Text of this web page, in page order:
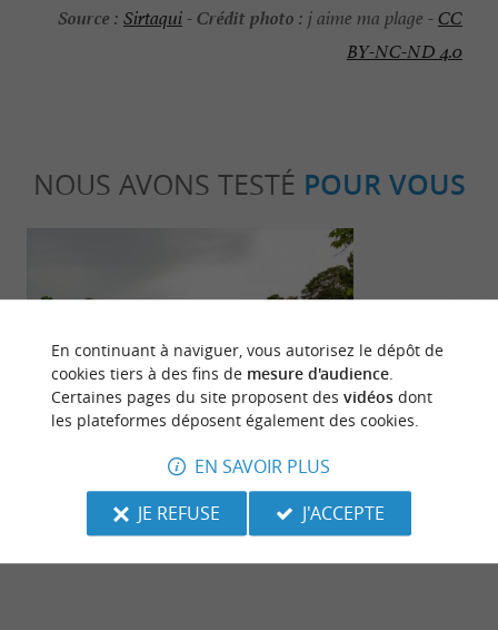
Source : Sirtaqui-Crédit photo : j aime ma plage -CC
BY-NC-ND 4.0
NOUS AVONS TESTÉ POUR VOUS
Le Top des activités gratuites à faire
avec les enfants dans les Landes !
5,9 km - Mimizan
Familiale
vacances à
En continuant à naviguer, vous autorisez le dépôt de
cookies tiers à des fins de mesure d'audience.
Certaines pages du site proposent des vidéosdont
les plateformes déposent également des cookies.
EN SAVOIR PLUS
JE REFUSE
J'ACCEPTE